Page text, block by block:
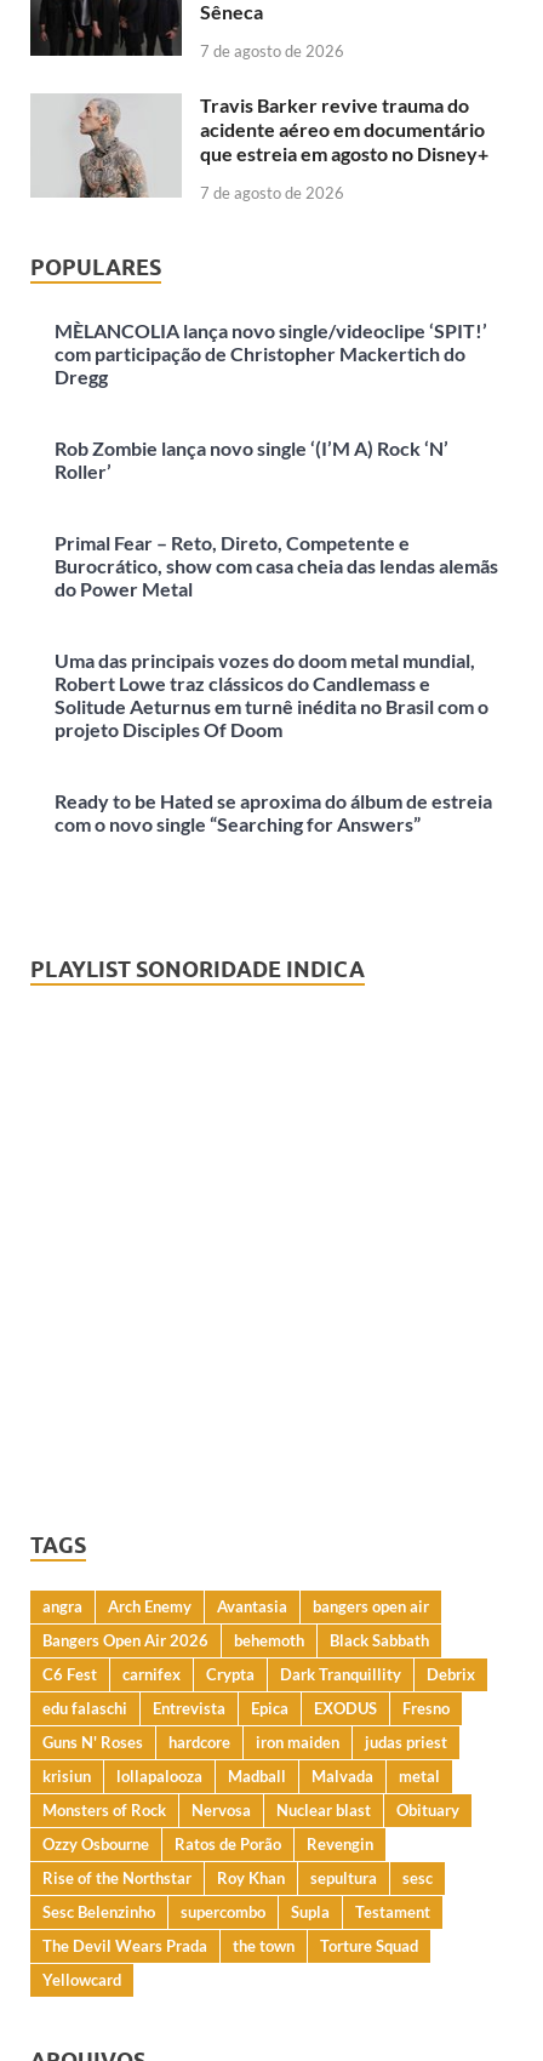
Sêneca
7 de agosto de 2026
Travis Barker revive trauma do
acidente aéreo em documentário
que estreia em agosto no Disney+
7 de agosto de 2026
POPULARES
MÈLANCOLIA lança novo single/videoclipe ‘SPIT!’
com participação de Christopher Mackertich do
Dregg
Rob Zombie lança novo single ‘(I’M A) Rock ‘N’
Roller’
Primal Fear – Reto, Direto, Competente e
Burocrático, show com casa cheia das lendas alemãs
do Power Metal
Uma das principais vozes do doom metal mundial,
Robert Lowe traz clássicos do Candlemass e
Solitude Aeturnus em turnê inédita no Brasil com o
projeto Disciples Of Doom
Ready to be Hated se aproxima do álbum de estreia
com o novo single “Searching for Answers”
PLAYLIST SONORIDADE INDICA
TAGS
angra Arch Enemy Avantasia
bangers open air
Bangers Open Air 2026
behemoth
Black Sabbath
C6 Fest
carnifex Crypta Dark Tranquillity
Debrix
edu falaschi
Entrevista Epica EXODUS
Fresno
Guns N' Roses
hardcore iron maiden
judas priest
krisiun
lollapalooza Madball Malvada
metal
Monsters of Rock
Nervosa Nuclear blast
Obituary
Ozzy Osbourne
Ratos de Porão
Revengin
Rise of the Northstar
Roy Khan sepultura
sesc
Sesc Belenzinho
supercombo Supla
Testament
The Devil Wears Prada
the town
Torture Squad
Yellowcard